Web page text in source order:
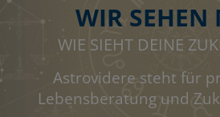
WIR SEHEN
WIE SIEHT DEINE
Astrovidere steht für
Lebensberatung und